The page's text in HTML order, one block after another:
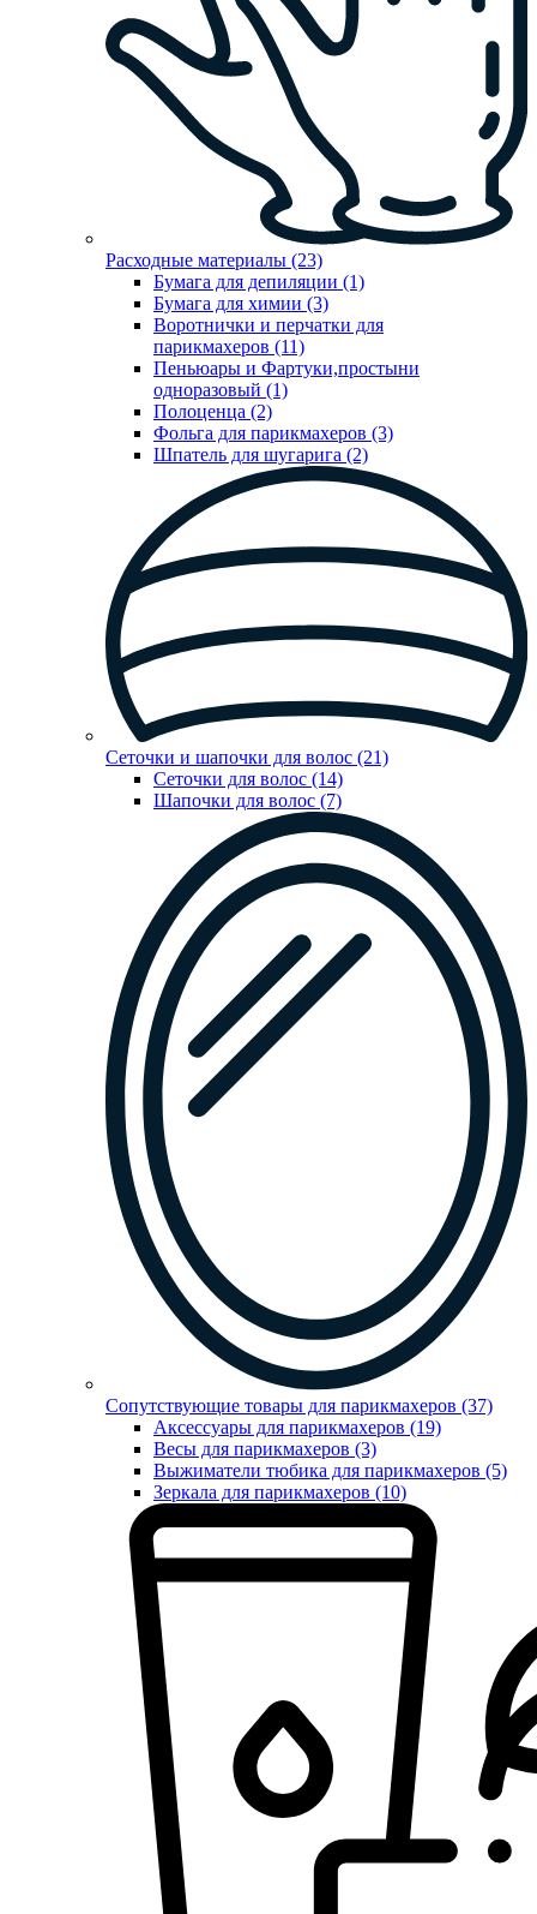
Расходные материалы (23)
Бумага для депиляции (1)
Бумага для химии (3)
Воротнички и перчатки для
парикмахеров (11)
Пеньюары и Фартуки,простыни
одноразовый (1)
Полоценца (2)
Фольга для парикмахеров (3)
Шпатель для шугарига (2)
Сеточки и шапочки для волос (21)
Сеточки для волос (14)
Шапочки для волос (7)
Сопутствующие товары для парикмахеров (37)
Аксессуары для парикмахеров (19)
Весы для парикмахеров (3)
Выжиматели тюбика для парикмахеров (5)
Зеркала для парикмахеров (10)